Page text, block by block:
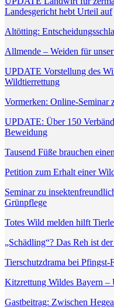
Landesgericht hebt Urteil auf
Altötting:
Allmende – Weiden für
UPDATE Vorstellung des
Wildtierrettung
Vormerken: Online-Seminar
UPDATE: Über 150
Beweidung
Tausend Füße brauchen
Petition zum Erhalt einer
Seminar zu
Grünpflege
Totes Wild melden hilft
„Schädling“? Das Reh ist
Tierschutzdrama bei
Kitzrettung Wildes Bayern –
Gastbeitrag: Zwischen